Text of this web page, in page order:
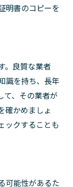
明書のコピーを
。良質な業者
識を持ち、長年
て、その業者が
確かめましょ
ックすることも
可能性があるた